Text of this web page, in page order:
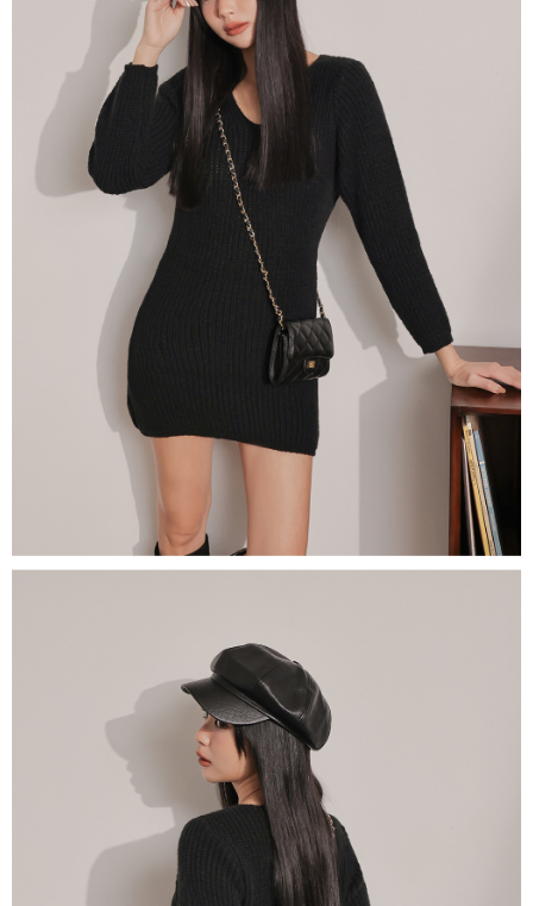
4. Dalam masa 30 minit selepas pesanan ditubuhkan, jika tidak pergi
untuk mengesahkan transaksi atau jika tidak lulus semakan, pesanan
akan dibatalkan secara automatik. Jika terdapat situasi "pindah untuk
semakan khusus" yang tidak lulus, ini menunjukkan bahawa sistem
penilaian tidak mencukupi, tiada penjelasan mengenai kandungan
penilaian boleh diberikan.
【Penerangan Kaedah Pembayaran】
1. Pembayaran ansuran tidak digabungkan dalam bil telekomunikasi,
"Pembayaran Ansuran Gogo" akan menghantar SMS peringatan
pembayaran selepas tarikh penyelesaian bulanan.
2. Melalui pautan SMS untuk membuka bil, anda boleh memilih untuk
membayar melalui "Kod bar kedai serbaneka / Kedai rasmi Taiwan
Mobile / Pemindahan bank / Pembayaran J街口 / iPASS MONEY" dan
saluran lain.
【Nota Penting】
1. Perkhidmatan ini disediakan oleh "Taiwan Mobile Co., Ltd." untuk
membolehkan pengguna membeli produk atau perkhidmatan melalui
perkhidmatan ini semasa transaksi, dan kedai akan menyerahkan hak
tuntutan harga jual/beli ansuran kepada syarikat ini untuk membayar bil
menggunakan bil syarikat ini.
2. Berdasarkan tujuan kontrak persetujuan pembayaran menggunakan
"Pembayaran Ansuran Gogo", kedai akan memberikan maklumat peribadi
anda (termasuk nama, telefon atau alamat) kepada Taiwan Mobile untuk
pengumpulan, pemprosesan dan penggunaan, untuk pengesahan,
semakan dan pembetulan data yang diperlukan untuk bil ansuran oleh